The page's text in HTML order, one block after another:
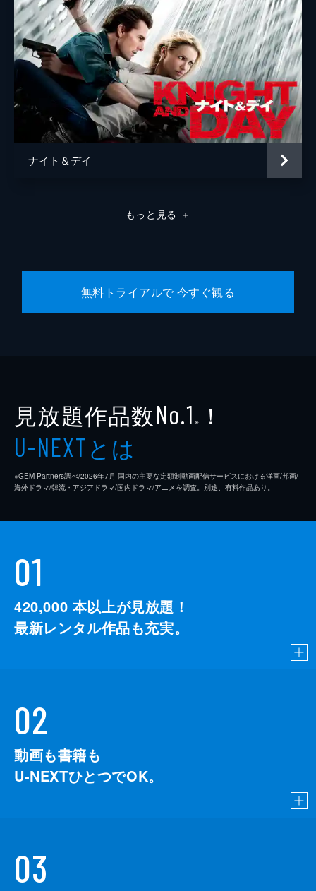
ナイト＆デイ
もっと見る ＋
無料トライアルで 今すぐ観る
見放題作品数No.1 ※ ！
U-NEXTとは
※GEM Partners調べ/2026年7⽉ 国内の主要な定額制動画配信サービスにおける洋画/邦画/
海外ドラマ/韓流・アジアドラマ/国内ドラマ/アニメを調査。別途、有料作品あり。
01
420,000 本以上が見放題！
最新レンタル作品も充実。
02
動画も書籍も
U-NEXTひとつでOK。
03